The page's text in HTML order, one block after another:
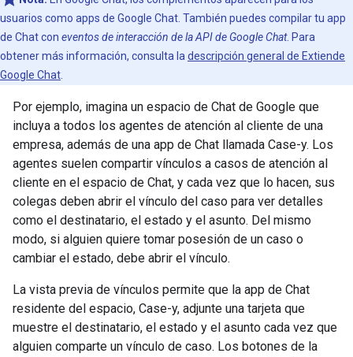
usuarios como apps de Google Chat. También puedes compilar tu app
de Chat con eventos de interacción de la API de Google Chat. Para
obtener más información, consulta la descripción general de Extiende
Google Chat
Por ejemplo, imagina un espacio de Chat de Google que
incluya a todos los agentes de atención al cliente de una
empresa, además de una app de Chat llamada Case-y. Los
agentes suelen compartir vínculos a casos de atención al
cliente en el espacio de Chat, y cada vez que lo hacen, sus
colegas deben abrir el vínculo del caso para ver detalles
como el destinatario, el estado y el asunto. Del mismo
modo, si alguien quiere tomar posesión de un caso o
cambiar el estado, debe abrir el vínculo.
La vista previa de vínculos permite que la app de Chat
residente del espacio, Case-y, adjunte una tarjeta que
muestre el destinatario, el estado y el asunto cada vez que
alguien comparte un vínculo de caso. Los botones de la